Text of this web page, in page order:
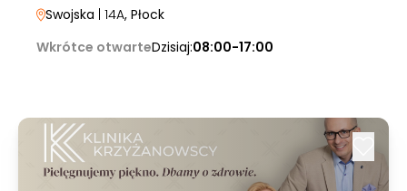
Swojska | 14A, Płock
Wkrótce otwarteDzisiaj:08:00-17:00